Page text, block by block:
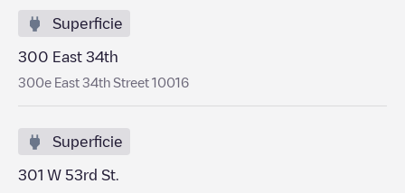
Superficie
300 East 34th
300e East 34th Street 10016
Superficie
301 W 53rd St.